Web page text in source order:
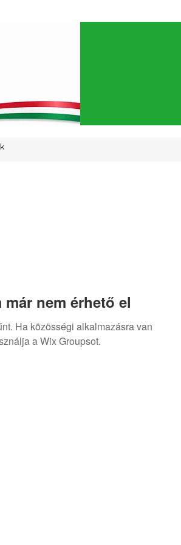
nem érhető el
Ha közösségi alkalmazásra van
a Wix Groupsot.